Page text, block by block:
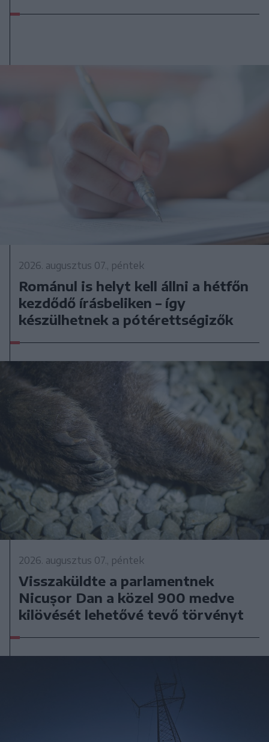
2026. augusztus 07., péntek
Románul is helyt kell állni a hétfőn
kezdődő írásbeliken – így
készülhetnek a pótérettségizők
2026. augusztus 07., péntek
Visszaküldte a parlamentnek
Nicușor Dan a közel 900 medve
kilövését lehetővé tevő törvényt